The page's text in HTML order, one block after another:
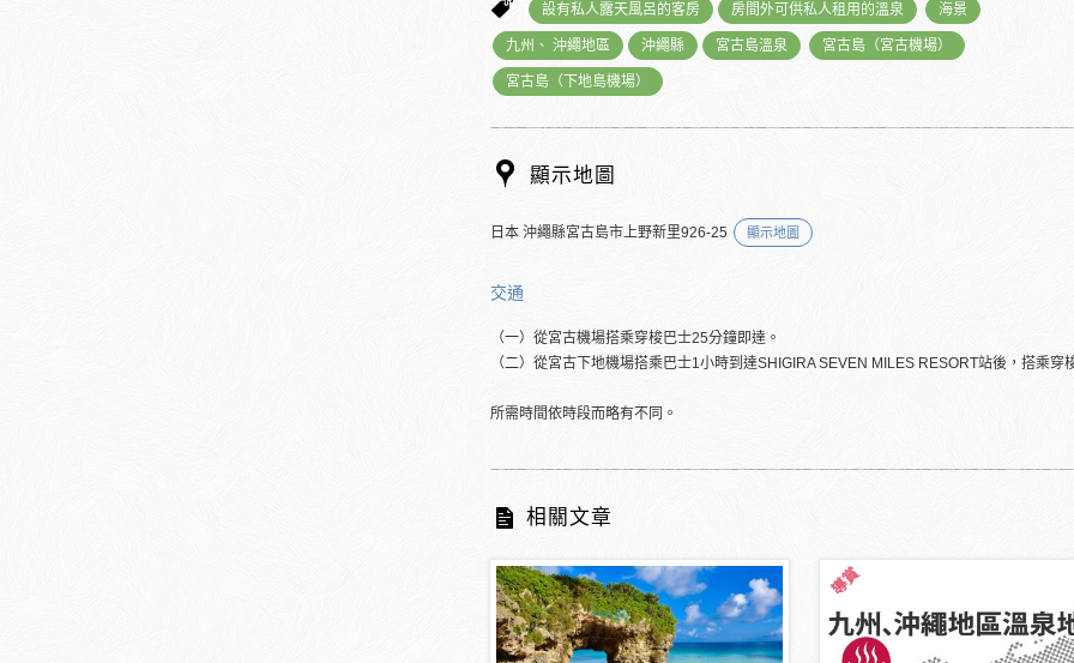
設有私人露天風呂的客房 房間外可供私人租用的溫泉 海景
九州、 沖繩地區 沖繩縣 宮古島溫泉 宮古島（宮古機場）
宮古島（下地島機場）
顯示地圖
日本 沖繩縣宮古島市上野新里926-25 顯示地圖
交通
（一）從宮古機場搭乘穿梭巴士25分鐘即達。
（二）從宮古下地機場搭乘巴士1小時到達SHIGIRA SEVEN MILES RESORT站後，搭乘穿
所需時間依時段而略有不同。
相關文章